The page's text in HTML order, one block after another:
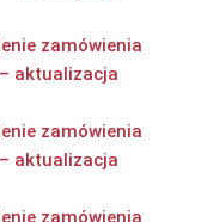
zamówienia
aktualizacja
zamówienia
aktualizacja
zamówienia